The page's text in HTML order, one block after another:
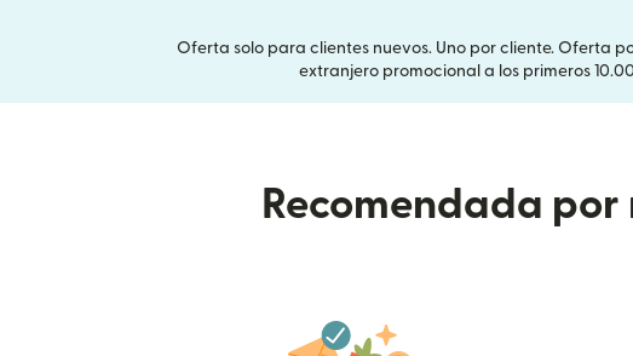
Oferta solo para clientes nuevos. Uno por cliente. Oferta
extranjero promocional a los primeros
Recomendada